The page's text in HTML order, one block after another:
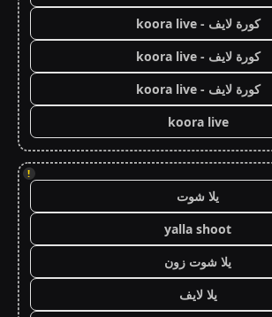
كورة لايف - koora live
كورة لايف - koora live
كورة لايف - koora live
koora live
!
يلا شوت
yalla shoot
يلا شوت زون
يلا لايف